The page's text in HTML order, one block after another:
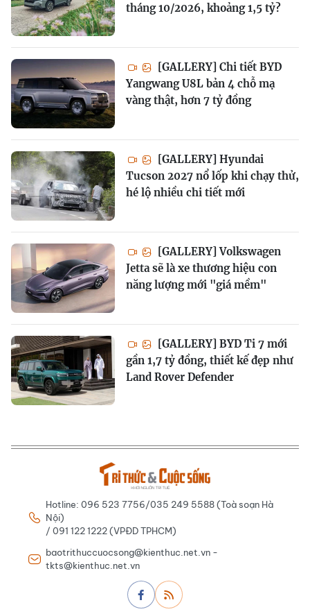
tháng 10/2026, khoảng 1,5 tỷ?
[GALLERY] Chi tiết BYD
Yangwang U8L bản 4 chỗ mạ
vàng thật, hơn 7 tỷ đồng
[GALLERY] Hyundai
Tucson 2027 nổ lốp khi chạy thử,
hé lộ nhiều chi tiết mới
[GALLERY] Volkswagen
Jetta sẽ là xe thương hiệu con
năng lượng mới "giá mềm"
[GALLERY] BYD Ti 7 mới
gần 1,7 tỷ đồng, thiết kế đẹp như
Land Rover Defender
Hotline: 096 523 7756/035 249 5588 (Toà soạn Hà
Nội)
/ 091 122 1222 (VPĐD TPHCM)
baotrithuccuocsong@kienthuc.net.vn -
tkts@kienthuc.net.vn